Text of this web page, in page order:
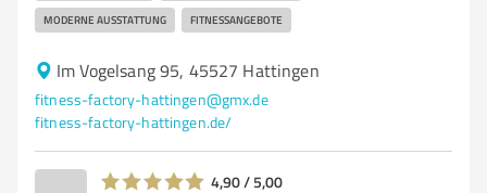
MODERNE AUSSTATTUNG FITNESSANGEBOTE
Im Vogelsang 95, 45527 Hattingen
fitness-factory-hattingen@gmx.de
fitness-factory-hattingen.de/
4,90 / 5,00